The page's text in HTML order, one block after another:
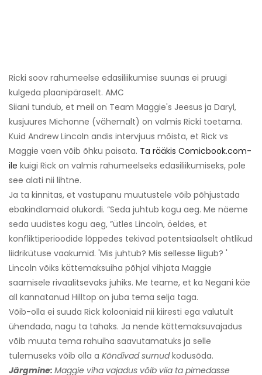
Ricki soov rahumeelse edasiliikumise suunas ei pruugi
kulgeda plaanipäraselt. AMC
Siiani tundub, et meil on Team Maggie's Jeesus ja Daryl,
kusjuures Michonne (vähemalt) on valmis Ricki toetama.
Kuid Andrew Lincoln andis intervjuus mõista, et Rick vs
Maggie vaen võib õhku paisata. Ta rääkis Comicbook.com-
ile kuigi Rick on valmis rahumeelseks edasiliikumiseks, pole
see alati nii lihtne.
Ja ta kinnitas, et vastupanu muutustele võib põhjustada
ebakindlamaid olukordi. “Seda juhtub kogu aeg. Me näeme
seda uudistes kogu aeg, ”ütles Lincoln, öeldes, et
konfliktiperioodide lõppedes tekivad potentsiaalselt ohtlikud
liidrikütuse vaakumid. 'Mis juhtub? Mis sellesse liigub? '
Lincoln võiks kättemaksuiha põhjal vihjata Maggie
saamisele rivaalitsevaks juhiks. Me teame, et ka Negani käe
all kannatanud Hilltop on juba tema selja taga.
Võib-olla ei suuda Rick kolooniaid nii kiiresti ega valutult
ühendada, nagu ta tahaks. Ja nende kättemaksuvajadus
võib muuta tema rahuiha saavutamatuks ja selle
tulemuseks võib olla a Kõndivad surnudkodusõda.
Järgmine: Maggie viha vajadus võib viia ta pimedasse